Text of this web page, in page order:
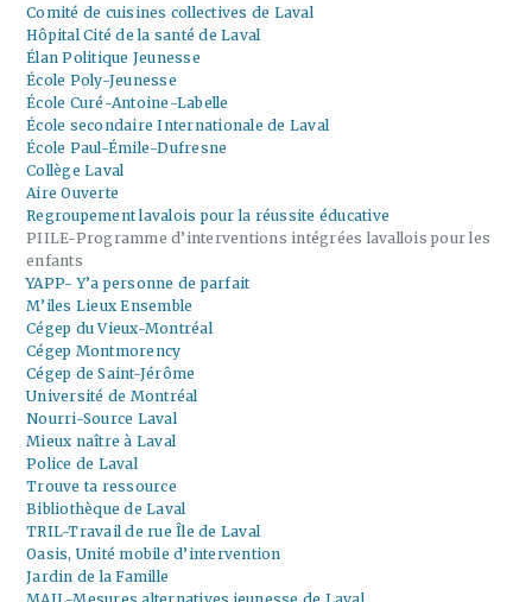
Comité de cuisines collectives de Laval
Hôpital Cité de la santé de Laval
Élan Politique Jeunesse
École Poly-Jeunesse
École Curé-Antoine-Labelle
École secondaire Internationale de Laval
École Paul-Émile-Dufresne
Collège Laval
Aire Ouverte
Regroupement lavalois pour la réussite éducative
PIILE-Programme d’interventions intégrées lavallois pour les
enfants
YAPP- Y’a personne de parfait
M’iles Lieux Ensemble
Cégep du Vieux-Montréal
Cégep Montmorency
Cégep de Saint-Jérôme
Université de Montréal
Nourri-Source Laval
Mieux naître à Laval
Police de Laval
Trouve ta ressource
Bibliothèque de Laval
TRIL-Travail de rue Île de Laval
Oasis, Unité mobile d’intervention
Jardin de la Famille